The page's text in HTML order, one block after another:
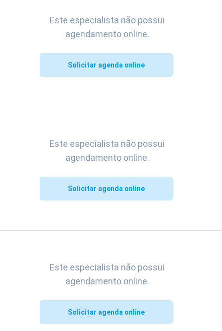
Este especialista não possui
agendamento online.
Solicitar agenda online
Este especialista não possui
agendamento online.
Solicitar agenda online
Este especialista não possui
agendamento online.
Solicitar agenda online